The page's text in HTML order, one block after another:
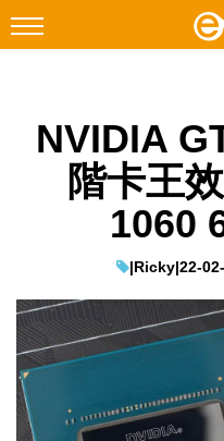
Facebook Instagram
科技焦點
教學評測
EduTech
IT Times
生成式AI與雲端應用
NVIDIA
階卡王
1060
|Ricky|22-